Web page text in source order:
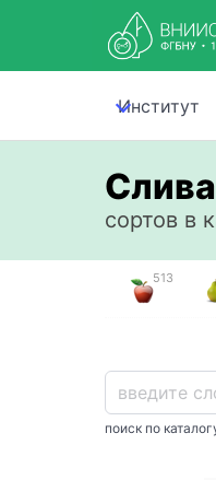
Институт
сортов в
513
поиск по